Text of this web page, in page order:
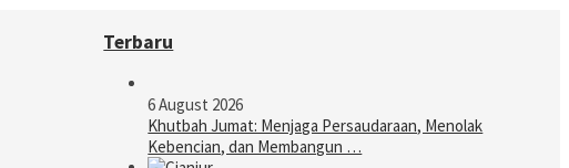
Terbaru
6 August 2026
Khutbah Jumat: Menjaga Persaudaraan, Menolak
Kebencian, dan Membangun …